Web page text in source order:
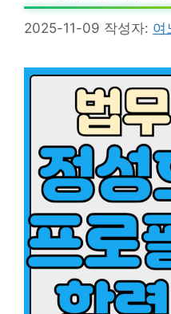
2025-11-09 작성자: 여